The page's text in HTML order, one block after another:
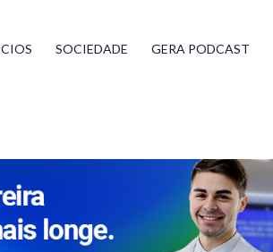
SOCIEDADE GERA PODCAST